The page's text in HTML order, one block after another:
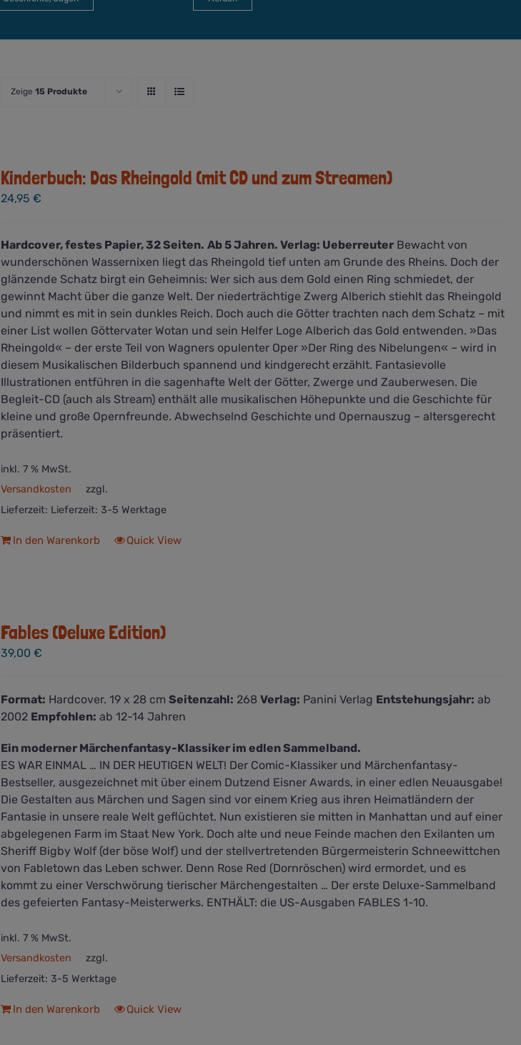
Zeige 15 Produkte
Kinderbuch: Das Rheingold (mit CD und zum Streamen)
24,95 €
Hardcover, festes Papier, 32 Seiten. Ab 5 Jahren. Verlag: UeberreuterBewacht von
wunderschönen Wassernixen liegt das Rheingold tief unten am Grunde des Rheins. Doch der
glänzende Schatz birgt ein Geheimnis: Wer sich aus dem Gold einen Ring schmiedet, der
gewinnt Macht über die ganze Welt. Der niederträchtige Zwerg Alberich stiehlt das Rheingold
und nimmt es mit in sein dunkles Reich. Doch auch die Götter trachten nach dem Schatz – mit
einer List wollen Göttervater Wotan und sein Helfer Loge Alberich das Gold entwenden. »Das
Rheingold« – der erste Teil von Wagners opulenter Oper »Der Ring des Nibelungen« – wird in
diesem Musikalischen Bilderbuch spannend und kindgerecht erzählt. Fantasievolle
Illustrationen entführen in die sagenhafte Welt der Götter, Zwerge und Zauberwesen. Die
Begleit-CD (auch als Stream) enthält alle musikalischen Höhepunkte und die Geschichte für
kleine und große Opernfreunde. Abwechselnd Geschichte und Opernauszug – altersgerecht
präsentiert.
inkl. 7 % MwSt.
zzgl.
Versandkosten
Lieferzeit: Lieferzeit: 3-5 Werktage
In den Warenkorb Quick View
Fables (Deluxe Edition)
39,00 €
Format: Hardcover. 19 x 28 cm Seitenzahl: 268 Verlag: Panini Verlag Entstehungsjahr: ab
2002 Empfohlen: ab 12-14 Jahren
Ein moderner Märchenfantasy-Klassiker im edlen Sammelband.
ES WAR EINMAL … IN DER HEUTIGEN WELT! Der Comic-Klassiker und Märchenfantasy-
Bestseller, ausgezeichnet mit über einem Dutzend Eisner Awards, in einer edlen Neuausgabe!
Die Gestalten aus Märchen und Sagen sind vor einem Krieg aus ihren Heimatländern der
Fantasie in unsere reale Welt geflüchtet. Nun existieren sie mitten in Manhattan und auf einer
abgelegenen Farm im Staat New York. Doch alte und neue Feinde machen den Exilanten um
Sheriff Bigby Wolf (der böse Wolf) und der stellvertretenden Bürgermeisterin Schneewittchen
von Fabletown das Leben schwer. Denn Rose Red (Dornröschen) wird ermordet, und es
kommt zu einer Verschwörung tierischer Märchengestalten … Der erste Deluxe-Sammelband
des gefeierten Fantasy-Meisterwerks. ENTHÄLT: die US-Ausgaben FABLES 1-10.
inkl. 7 % MwSt.
zzgl.
Versandkosten
Lieferzeit: 3-5 Werktage
In den Warenkorb Quick View